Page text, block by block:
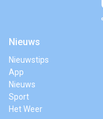
Nieuws
Nieuwstips
App
Nieuws
Sport
Het Weer